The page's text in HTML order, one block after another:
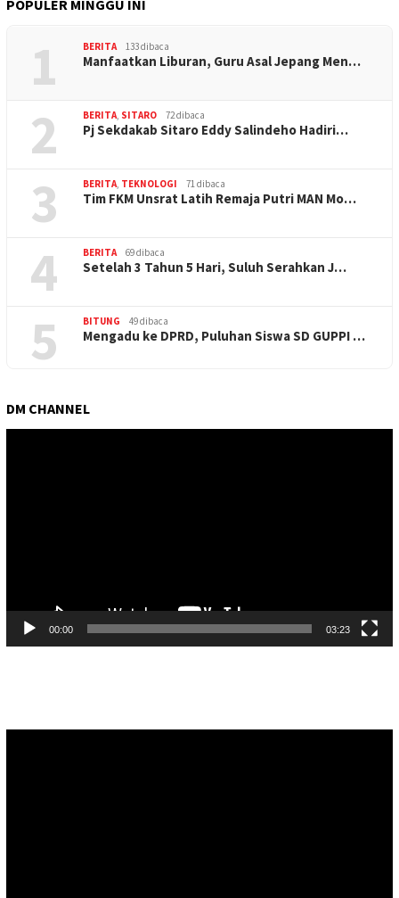
POPULER MINGGU INI
1 BERITA 133 dibaca
Manfaatkan Liburan, Guru Asal Jepang Men…
2 BERITA, SITARO 72 dibaca
Pj Sekdakab Sitaro Eddy Salindeho Hadiri…
3 BERITA, TEKNOLOGI 71 dibaca
Tim FKM Unsrat Latih Remaja Putri MAN Mo…
4 BERITA 69 dibaca
Setelah 3 Tahun 5 Hari, Suluh Serahkan J…
5 BITUNG 49 dibaca
Mengadu ke DPRD, Puluhan Siswa SD GUPPI …
DM CHANNEL
00:00 03:23